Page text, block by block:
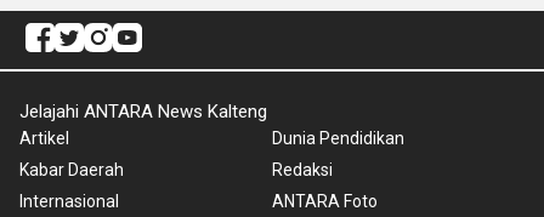
Jelajahi ANTARA News Kalteng
Artikel
Kabar Daerah
Internasional
Dunia Pendidikan
Redaksi
ANTARA Foto